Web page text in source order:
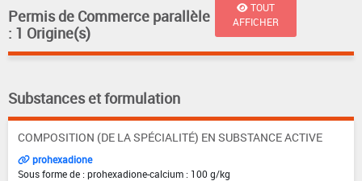
Permis de Commerce parallèle
: 1 Origine(s)
TOUT
AFFICHER
Substances et formulation
COMPOSITION (DE LA SPÉCIALITÉ) EN SUBSTANCE ACTIVE
prohexadione
Sous forme de : prohexadione-calcium : 100 g/kg